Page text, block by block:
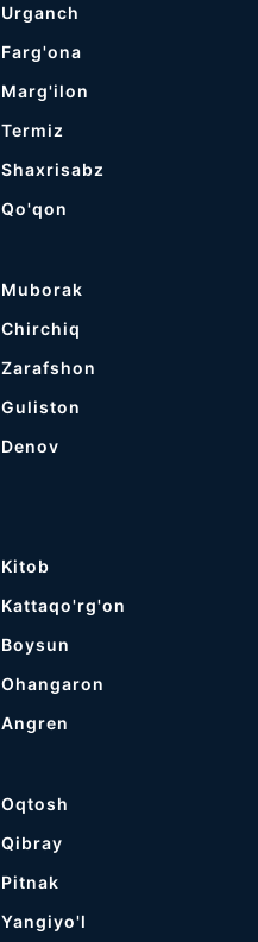
Urganch
Farg'ona
Marg'ilon
Termiz
Shaxrisabz
Qo'qon
Muborak
Chirchiq
Zarafshon
Guliston
Denov
Kitob
Kattaqo'rg'on
Boysun
Ohangaron
Angren
Oqtosh
Qibray
Pitnak
Yangiyo'l